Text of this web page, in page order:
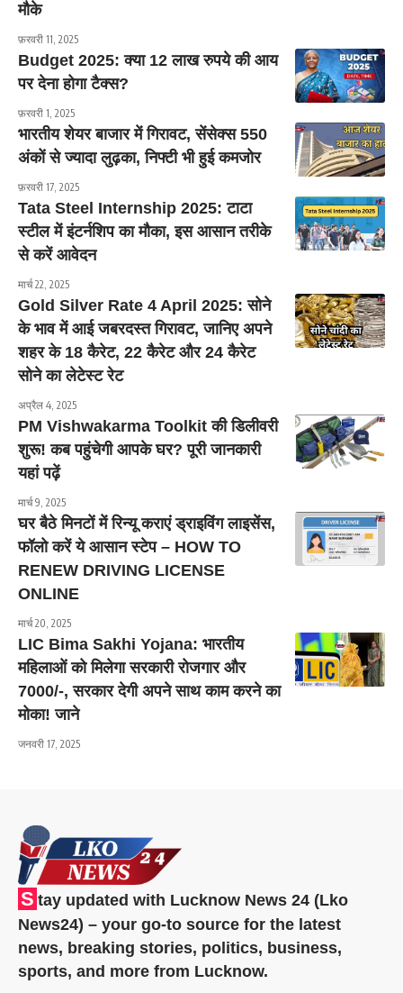
मौके
फ़रवरी 11, 2025
Budget 2025: क्या 12 लाख रुपये की आय
पर देना होगा टैक्स?
फ़रवरी 1, 2025
भारतीय शेयर बाजार में गिरावट, सेंसेक्स 550
अंकों से ज्यादा लुढ़का, निफ्टी भी हुई कमजोर
फ़रवरी 17, 2025
Tata Steel Internship 2025: टाटा
स्टील में इंटर्नशिप का मौका, इस आसान तरीके
से करें आवेदन
मार्च 22, 2025
Gold Silver Rate 4 April 2025: सोने
के भाव में आई जबरदस्त गिरावट, जानिए अपने
शहर के 18 कैरेट, 22 कैरेट और 24 कैरेट
सोने का लेटेस्ट रेट
अप्रैल 4, 2025
PM Vishwakarma Toolkit की डिलीवरी
शुरू! कब पहुंचेगी आपके घर? पूरी जानकारी
यहां पढ़ें
मार्च 9, 2025
घर बैठे मिनटों में रिन्यू कराएं ड्राइविंग लाइसेंस,
फॉलो करें ये आसान स्टेप – HOW TO
RENEW DRIVING LICENSE
ONLINE
मार्च 20, 2025
LIC Bima Sakhi Yojana: भारतीय
महिलाओं को मिलेगा सरकारी रोजगार और
7000/-, सरकार देगी अपने साथ काम करने का
मोका! जाने
जनवरी 17, 2025
S tay updated with Lucknow News 24 (Lko
News24) – your go-to source for the latest
news, breaking stories, politics, business,
sports, and more from Lucknow.